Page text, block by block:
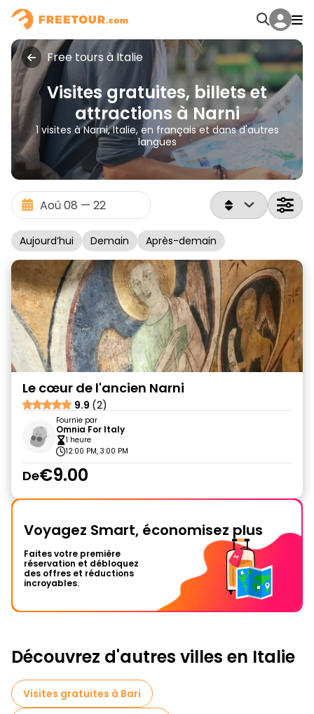
Free tours à Italie
Visites gratuites, billets et
attractions à Narni
1 visites à Narni, Italie, en français et dans d'autres
langues
Aujourd’hui Demain Après-demain
Le cœur de l'ancien Narni
9.9 (2)
Fournie par
Omnia For Italy
1 heure
12:00 PM, 3:00 PM
De€9.00
Voyagez Smart, économisez plus
Faites votre première
réservation et débloquez
des offres et réductions
incroyables.
Découvrez d'autres villes en Italie
Visites gratuites à Bari